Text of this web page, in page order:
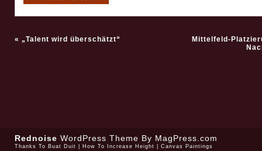
« „Talent wird überschätzt“
Mittelfeld-
Rednoise WordPress Theme By MagPress.com
Thanks To Buat Duit How To Increase Height Canvas Paintings